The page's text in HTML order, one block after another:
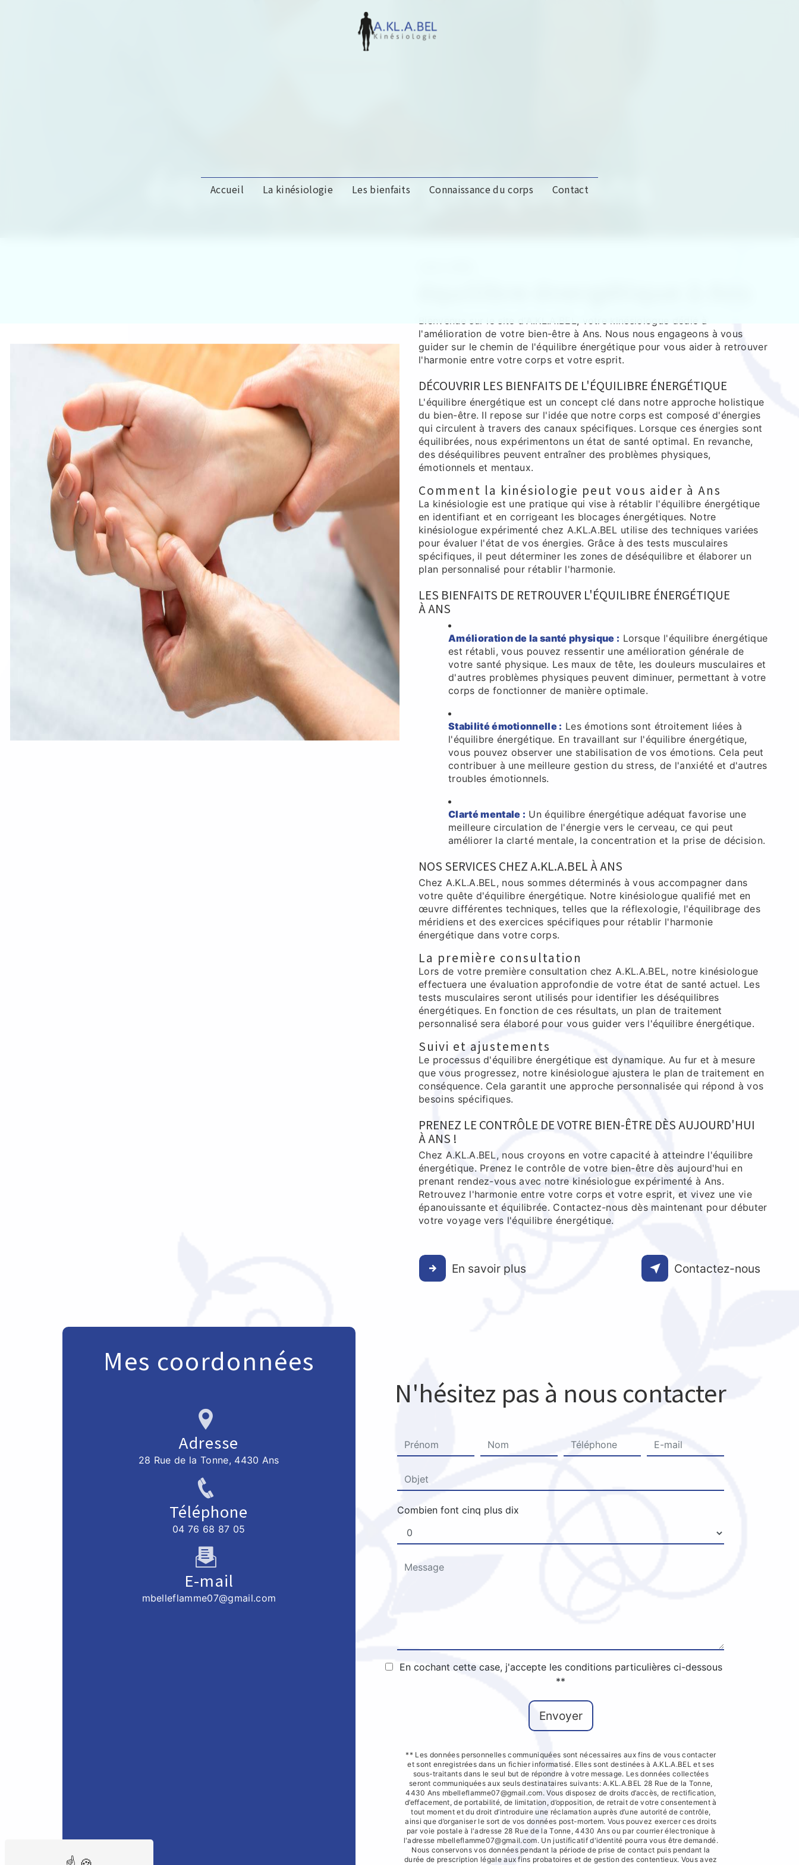
Accueil La kinésiologie Les bienfaits Connaissance du corps Contact
équilibre énergétique Ans
Bienvenue sur le site d'A.KL.A.BEL, votre kinésiologue dédié à
l'amélioration de votre bien-être à Ans. Nous nous engageons à vous
guider sur le chemin de l'équilibre énergétique pour vous aider à retrouver
l'harmonie entre votre corps et votre esprit.
DÉCOUVRIR LES BIENFAITS DE L'ÉQUILIBRE ÉNERGÉTIQUE
L'équilibre énergétique est un concept clé dans notre approche holistique
du bien-être. Il repose sur l'idée que notre corps est composé d'énergies
qui circulent à travers des canaux spécifiques. Lorsque ces énergies sont
équilibrées, nous expérimentons un état de santé optimal. En revanche,
des déséquilibres peuvent entraîner des problèmes physiques,
émotionnels et mentaux.
Comment la kinésiologie peut vous aider à Ans
La kinésiologie est une pratique qui vise à rétablir l'équilibre énergétique
en identifiant et en corrigeant les blocages énergétiques. Notre
kinésiologue expérimenté chez A.KL.A.BEL utilise des techniques variées
pour évaluer l'état de vos énergies. Grâce à des tests musculaires
spécifiques, il peut déterminer les zones de déséquilibre et élaborer un
plan personnalisé pour rétablir l'harmonie.
LES BIENFAITS DE RETROUVER L'ÉQUILIBRE ÉNERGÉTIQUE
À ANS
Amélioration de la santé physique : Lorsque l'équilibre énergétique
est rétabli, vous pouvez ressentir une amélioration générale de
votre santé physique. Les maux de tête, les douleurs musculaires et
d'autres problèmes physiques peuvent diminuer, permettant à votre
corps de fonctionner de manière optimale.
Stabilité émotionnelle : Les émotions sont étroitement liées à
l'équilibre énergétique. En travaillant sur l'équilibre énergétique,
vous pouvez observer une stabilisation de vos émotions. Cela peut
contribuer à une meilleure gestion du stress, de l'anxiété et d'autres
troubles émotionnels.
Clarté mentale : Un équilibre énergétique adéquat favorise une
meilleure circulation de l'énergie vers le cerveau, ce qui peut
améliorer la clarté mentale, la concentration et la prise de décision.
NOS SERVICES CHEZ A.KL.A.BEL À ANS
Chez A.KL.A.BEL, nous sommes déterminés à vous accompagner dans
votre quête d'équilibre énergétique. Notre kinésiologue qualifié met en
œuvre différentes techniques, telles que la réflexologie, l'équilibrage des
méridiens et des exercices spécifiques pour rétablir l'harmonie
énergétique dans votre corps.
La première consultation
Lors de votre première consultation chez A.KL.A.BEL, notre kinésiologue
effectuera une évaluation approfondie de votre état de santé actuel. Les
tests musculaires seront utilisés pour identifier les déséquilibres
énergétiques. En fonction de ces résultats, un plan de traitement
personnalisé sera élaboré pour vous guider vers l'équilibre énergétique.
Suivi et ajustements
Le processus d'équilibre énergétique est dynamique. Au fur et à mesure
que vous progressez, notre kinésiologue ajustera le plan de traitement en
conséquence. Cela garantit une approche personnalisée qui répond à vos
besoins spécifiques.
PRENEZ LE CONTRÔLE DE VOTRE BIEN-ÊTRE DÈS AUJOURD'HUI
À ANS !
Chez A.KL.A.BEL, nous croyons en votre capacité à atteindre l'équilibre
énergétique. Prenez le contrôle de votre bien-être dès aujourd'hui en
prenant rendez-vous avec notre kinésiologue expérimenté à Ans.
Retrouvez l'harmonie entre votre corps et votre esprit, et vivez une vie
épanouissante et équilibrée. Contactez-nous dès maintenant pour débuter
votre voyage vers l'équilibre énergétique.
En savoir plus Contactez-nous
N'hésitez pas à nous contacter
Combien font cinq plus dix
En cochant cette case, j'accepte les conditions particulières ci-dessous
**
Envoyer
** Les données personnelles communiquées sont nécessaires aux fins de vous contacter
et sont enregistrées dans un fichier informatisé. Elles sont destinées à A.KL.A.BEL et ses
sous-traitants dans le seul but de répondre à votre message. Les données collectées
seront communiquées aux seuls destinataires suivants: A.KL.A.BEL 28 Rue de la Tonne,
4430 Ans mbelleflamme07@gmail.com. Vous disposez de droits d’accès, de rectification,
d’effacement, de portabilité, de limitation, d’opposition, de retrait de votre consentement à
tout moment et du droit d’introduire une réclamation auprès d’une autorité de contrôle,
ainsi que d’organiser le sort de vos données post-mortem. Vous pouvez exercer ces droits
par voie postale à l'adresse 28 Rue de la Tonne, 4430 Ans ou par courrier électronique à
l'adresse mbelleflamme07@gmail.com. Un justificatif d'identité pourra vous être demandé.
Nous conservons vos données pendant la période de prise de contact puis pendant la
durée de prescription légale aux fins probatoires et de gestion des contentieux. Vous avez
Mes coordonnées
Adresse
28 Rue de la Tonne, 4430 Ans
Téléphone
04 76 68 87 05
E-mail
mbelleflamme07@gmail.com